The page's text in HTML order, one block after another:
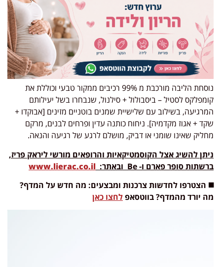
נוסחת הליבה מורכבת מ 99% רכיבים ממקור טבעי וכוללת את
קומפלקס לסטיל – ביסבולול + סילנול, שנבחרו בשל יעילותם
המרגיעה, בשילוב עם שלישיית שמנים בוטניים מזינים [אבוקדו +
שקד + אגוז מקדמיה]. ניחוח כותנה עדין ופרחים לבנים, מרקם
מחליק שאינו שומני או דביק, מושלם לרגע של רגיעה והנאה.
ניתן להשיג אצל הקוסמטיקאיות והרופאים מורשי ליראק פריז,
ברשתות סופר פארם ו- Be ובאתר:
www.lierac.co.il
◼️ הצטרפו לחדשות צרכנות ומבצעים: מה חדש על המדף?
מה יורד מהמדף? בווטסאפלחצו כאן